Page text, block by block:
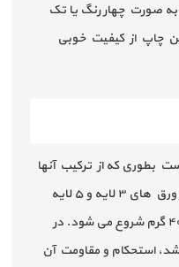
صورت چهار رنگ یا تک
چاپ از کیفیت خوبی
بطوری که از ترکیب آنها
در تولید ورق و کارتن امکان تولید در ورق های ۳ لايه و ۵ لایه
میسر می گردد. گرماژ کاغذ کرافت از ۴۰ گرم شروع می شود. در
استحکام و مقاومت آن